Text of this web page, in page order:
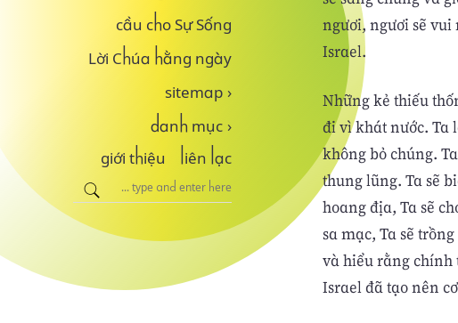
cầu cho Sự Sống
Lời Chúa hằng ngày
sitemap ›
danh mục ›
giới thiệu
liên lạc
ngươi, ngươi sẽ
Israel.
Những kẻ thiếu
đi vì khát nước. Ta
không bỏ chúng.
thung lũng. Ta sẽ
hoang địa, Ta sẽ
sa mạc, Ta sẽ
và hiểu rằng chính
Israel đã tạo nên